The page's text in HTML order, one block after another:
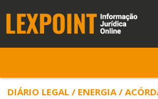
DIÁRIO LEGAL / ENERGIA /